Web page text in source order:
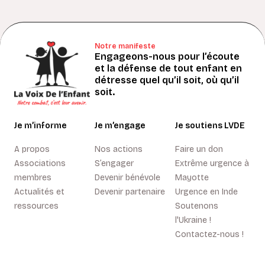
Notre manifeste
Engageons-nous pour l’écoute
et la défense de tout enfant en
détresse quel qu’il soit, où qu’il
soit.
Je m’informe
A propos
Associations
membres
Actualités et
ressources
Je m’engage
Nos actions
S’engager
Devenir bénévole
Devenir partenaire
Je soutiens LVDE
Faire un don
Extrême urgence à
Mayotte
Urgence en Inde
Soutenons
l'Ukraine !
Contactez-nous !